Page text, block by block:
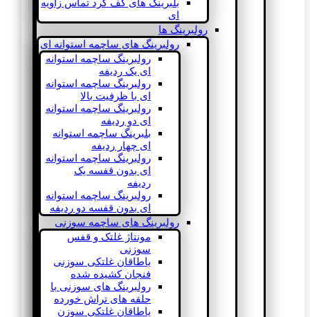
بلبرینگ های کف گرد تماس زاویه
ای
رولبرینگ ها
رولبرینگ های ساچمه استوانه ای
رولبرینگ ساچمه استوانه
ای یک ردیفه
رولبرینگ ساچمه استوانه
ای با ظرفیت بالا
رولبرینگ ساچمه استوانه
ای دو ردیفه
بلبرینگ ساچمه استوانه
ای چهار ردیفه
رولبرینگ ساچمه استوانه
ای بدون قفسه یک
ردیفه
رولبرینگ ساچمه استوانه
ای بدون قفسه دو ردیفه
رولبرینگ های ساچمه سوزنی
مونتاژ غلتک و قفس
سوزنی
یاطاقان غلتکی سوزنی
فنجان کشیده شده
رولبرینگ های سوزنی با
حلقه های تراش خورده
یاطاقان غلتکی سوزن